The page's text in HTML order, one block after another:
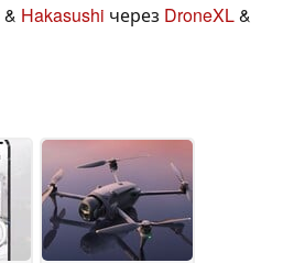
& Hakasushi через DroneXL&